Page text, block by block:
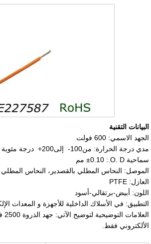
البيانات التقنية
الجهد الاسمي: 600 فولت
مدي درجة الحرارة: من-100 إلى+200 درجة مئوية
سماحية O. D.:
±0.10 مم
الموصل: النحاس المطلي بالقصدير، النحاس المطلي
العازل: PTFE
اللون: أبيض-برتقالي-أسود
التطبيق: في الأسلاك الداخلية للأجهزة و المعدات
الألكتروني فقط.